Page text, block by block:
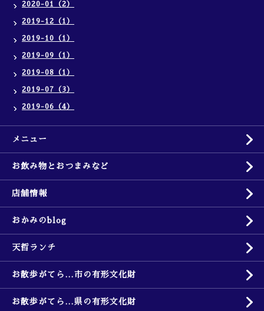
2020-01（2）
2019-12（1）
2019-10（1）
2019-09（1）
2019-08（1）
2019-07（3）
2019-06（4）
メニュー
お飲み物とおつまみなど
店舗情報
おかみのblog
天哲ランチ
お散歩がてら…市の有形文化財
お散歩がてら…県の有形文化財